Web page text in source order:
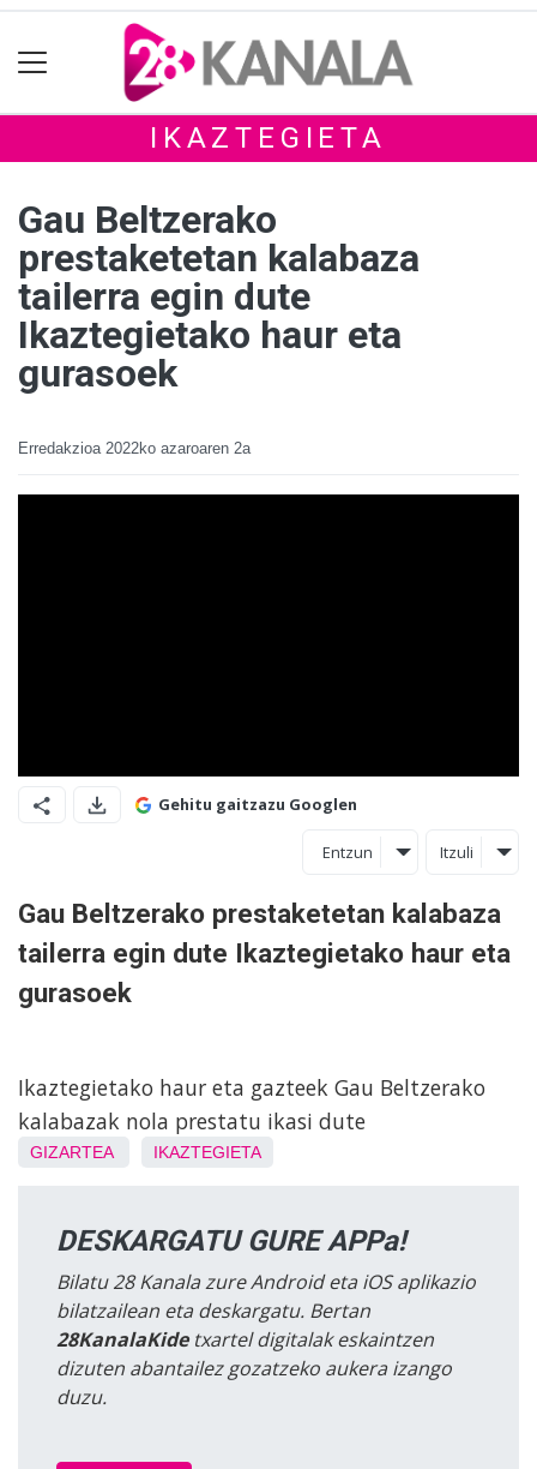
IKAZTEGIETA
Gau Beltzerako
prestaketetan kalabaza
tailerra egin dute
Ikaztegietako haur eta
gurasoek
Erredakzioa 2022ko azaroaren 2a
Gehitu gaitzazu Googlen
Entzun Itzuli
Gau Beltzerako prestaketetan kalabaza
tailerra egin dute Ikaztegietako haur eta
gurasoek
Ikaztegietako haur eta gazteek Gau Beltzerako
kalabazak nola prestatu ikasi dute
GIZARTEA IKAZTEGIETA
DESKARGATU GURE APPa!
Bilatu 28 Kanala zure Android eta iOS aplikazio
bilatzailean eta deskargatu. Bertan
28KanalaKidetxartel digitalak eskaintzen
dizuten abantailez gozatzeko aukera izango
duzu.